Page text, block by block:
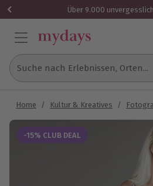
Über 9.000
Suche nach Erlebnissen, Orten...
Home / Kultur & Kreatives /
-15% CLUB DEAL